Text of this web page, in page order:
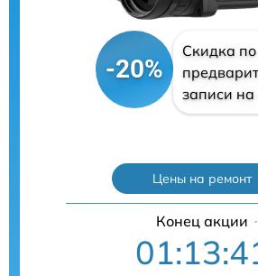
-20%
Скидка по
записи на
Цены на ремонт
Конец акции